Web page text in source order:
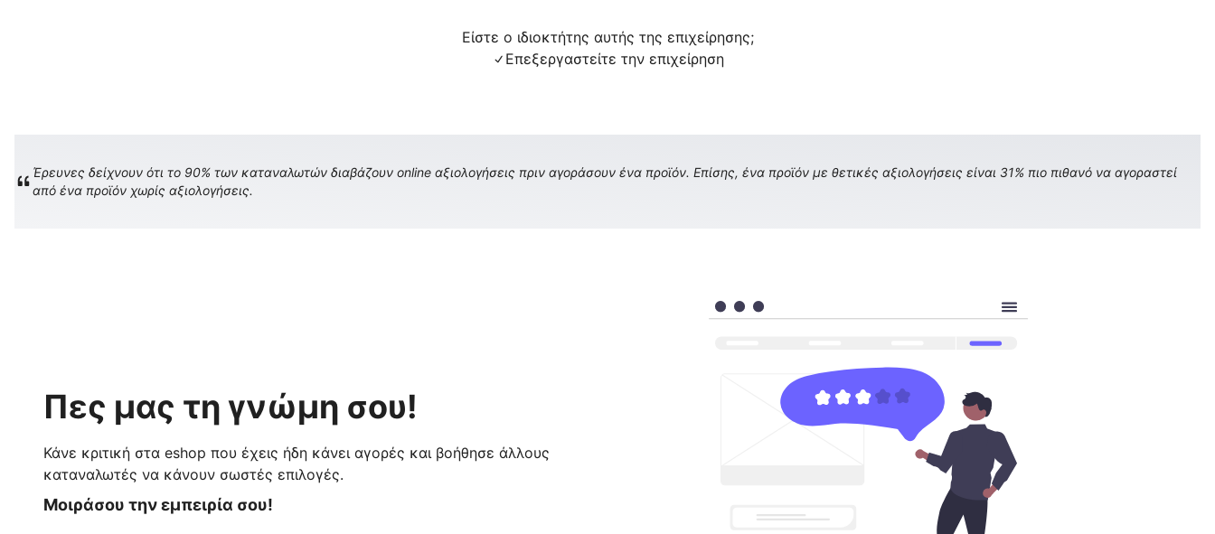
Είστε ο ιδιοκτήτης αυτής της επιχείρησης;
Επεξεργαστείτε την επιχείρηση
Έρευνες δείχνουν ότι το 90% των καταναλωτών διαβάζουν online αξιολογήσεις πριν αγοράσουν ένα προϊόν. Επίσης, ένα προϊόν με θετικές αξιολογήσεις είναι 31% πιο πιθανό να αγοραστεί
από ένα προϊόν χωρίς αξιολογήσεις.
Πες μας τη γνώμη σου!
Κάνε κριτική στα eshop που έχεις ήδη κάνει αγορές και βοήθησε άλλους
καταναλωτές να κάνουν σωστές επιλογές.
Μοιράσου την εμπειρία σου!